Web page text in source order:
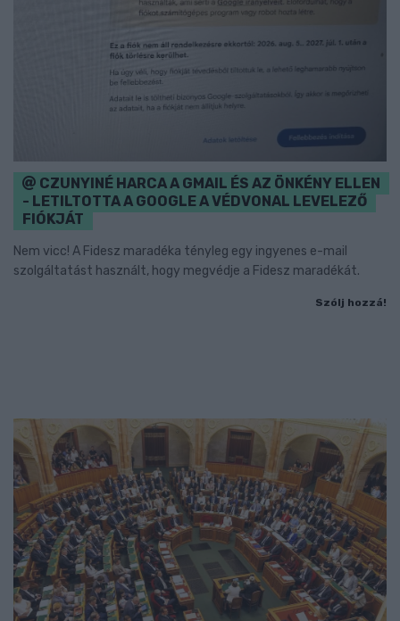
CZUNYINÉ HARCA A GMAIL ÉS AZ ÖNKÉNY ELLEN
- LETILTOTTA A GOOGLE A VÉDVONAL LEVELEZŐ
FIÓKJÁT
Nem vicc! A Fidesz maradéka tényleg egy ingyenes e-mail
szolgáltatást használt, hogy megvédje a Fidesz maradékát.
Szólj hozzá!